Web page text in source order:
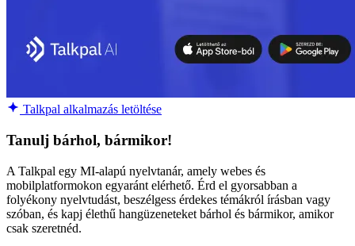
Talkpal alkalmazás letöltése
Tanulj bárhol, bármikor!
A Talkpal egy MI-alapú nyelvtanár, amely webes és
mobilplatformokon egyaránt elérhető. Érd el gyorsabban a
folyékony nyelvtudást, beszélgess érdekes témákról írásban vagy
szóban, és kapj élethű hangüzeneteket bárhol és bármikor, amikor
csak szeretnéd.